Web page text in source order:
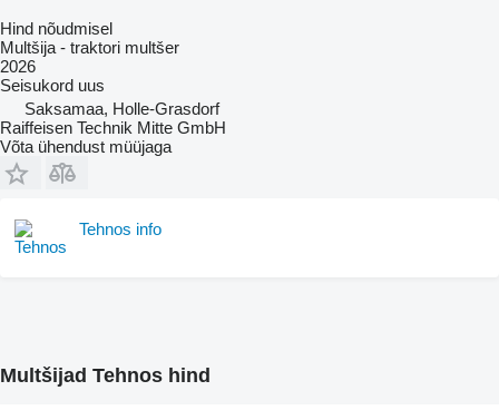
Hind nõudmisel
Multšija - traktori multšer
2026
Seisukord uus
Saksamaa, Holle-Grasdorf
Raiffeisen Technik Mitte GmbH
Võta ühendust müüjaga
Tehnos info
Multšijad Tehnos hind